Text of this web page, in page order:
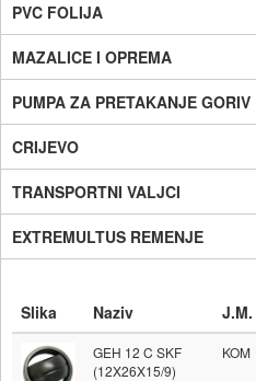
PVC FOLIJA
MAZALICE I OPREMA
PUMPA ZA PRETAKANJE GORIV
CRIJEVO
TRANSPORTNI VALJCI
EXTREMULTUS REMENJE
Slika Naziv J.M.
GEH 12 C SKF
(12X26X15/9)
KOM